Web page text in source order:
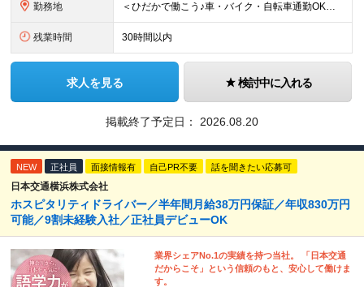
勤務地 ＜ひだかで働こう♪車・バイク・自転車通勤OK！埼玉エリア勤務＞ 埼玉県日高市大字田波目581-3（日高市役所の近く） └転勤なし！ └通勤費上限3万円まで支給 └駐車場完備 【社員の方のお住まい先】
残業時間 30時間以内
求人を見る 検討中に入れる
掲載終了予定日： 2026.08.20
NEW 正社員 面接情報有 自己PR不要 話を聞きたい応募可
日本交通横浜株式会社
ホスピタリティドライバー／半年間月給38万円保証／年収830万円
可能／9割未経験入社／正社員デビューOK
業界シェアNo.1の実績を持つ当社。 「日本交通
だからこそ」という信頼のもと、安心して働けま
す。